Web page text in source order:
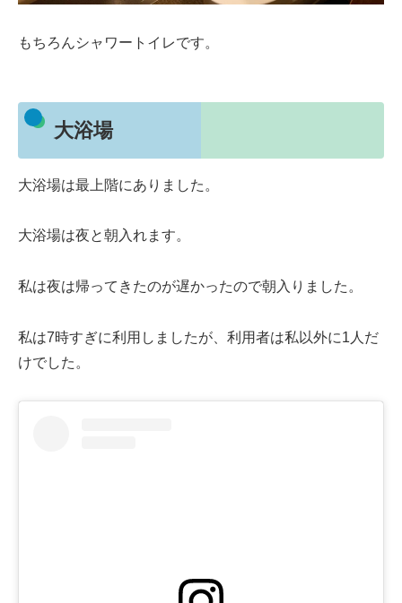
もちろんシャワートイレです。
大浴場
大浴場は最上階にありました。
大浴場は夜と朝入れます。
私は夜は帰ってきたのが遅かったので朝入りました。
私は7時すぎに利用しましたが、利用者は私以外に1人だ
けでした。